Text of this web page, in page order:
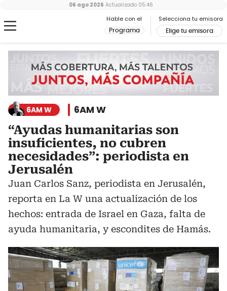
Hable con el
Programa
Selecciona tu emisora
Elige tu emisora
06 ago 2026 Actualizado 05:46
6AM W 6AM W
“Ayudas humanitarias son
insuficientes, no cubren
necesidades”: periodista en
Jerusalén
Juan Carlos Sanz, periodista en Jerusalén,
reporta en La W una actualización de los
hechos: entrada de Israel en Gaza, falta de
ayuda humanitaria, y escondites de Hamás.